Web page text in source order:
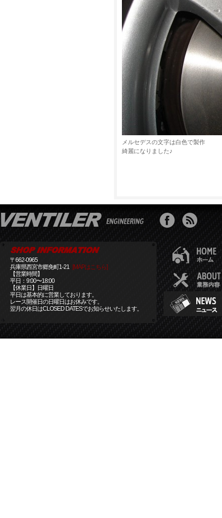
メルセデスの文字は白色で製作
綺麗になりました♪
〒662-0965
兵庫県西宮市郷免町1-21 [MAPはこちら]
【営業時間】
平日：9:00〜18:00
【休業日】日曜日
平日は基本的に営業しております。
レース開催日の日曜日はお休みです。
翌月の休日はCLOSED DATESでお知らせいたします。